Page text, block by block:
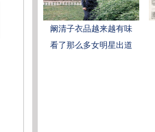
阚清子衣品越来越有味
看了那么多女明星出道